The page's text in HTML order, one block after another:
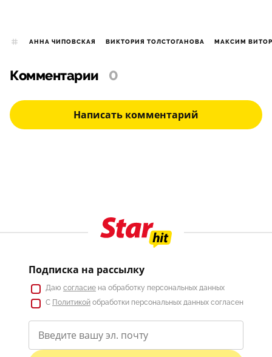
АННА ЧИПОВСКАЯ ВИКТОРИЯ ТОЛСТОГАНОВА МАКСИМ
Комментарии 0
Написать комментарий
Подписка на рассылку
Даю согласие на обработку персональных данных
С Политикой обработки персональных данных согласен